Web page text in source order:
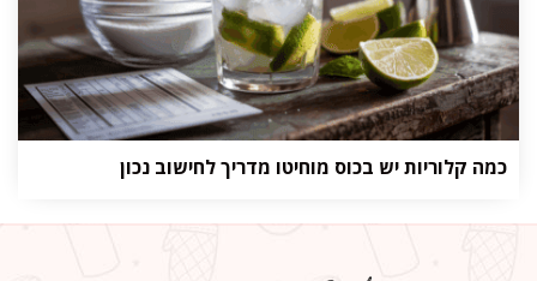
כמה קלוריות יש בכוס מוחיטו מדריך לחישוב נכון